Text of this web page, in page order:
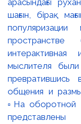
арасындағы
шағын, бірақ
интерактивная
мыслителя
общения и
▫️На оборотной
представлены